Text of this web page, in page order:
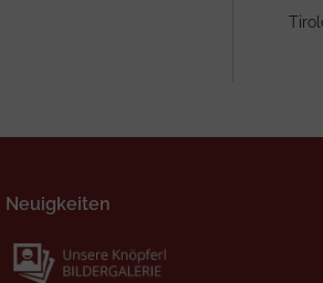
Neuigkeiten